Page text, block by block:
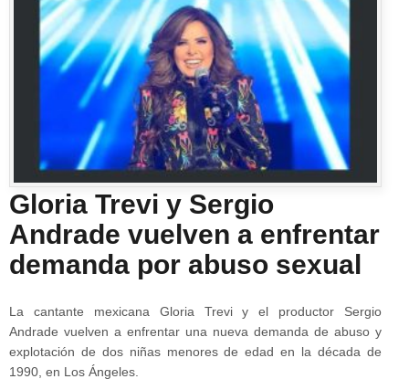
Gloria Trevi y Sergio
Andrade vuelven a enfrentar
demanda por abuso sexual
La cantante mexicana Gloria Trevi y el productor Sergio
Andrade vuelven a enfrentar una nueva demanda de abuso y
explotación de dos niñas menores de edad en la década de
1990, en Los Ángeles.